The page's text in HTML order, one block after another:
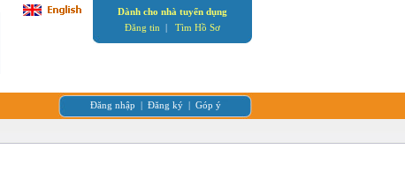
Dành cho nhà tuyển dụng
Đăng tin | Tìm Hồ Sơ
Đăng nhập | Đăng ký | Góp ý